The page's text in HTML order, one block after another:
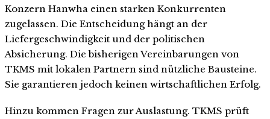
Konzern Hanwha einen starken Konkurrenten
zugelassen. Die Entscheidung hängt an der
Liefergeschwindigkeit und der politischen
Absicherung. Die bisherigen Vereinbarungen von
TKMS mit lokalen Partnern sind nützliche Bausteine.
Sie garantieren jedoch keinen wirtschaftlichen Erfolg.
Hinzu kommen Fragen zur Auslastung. TKMS prüft